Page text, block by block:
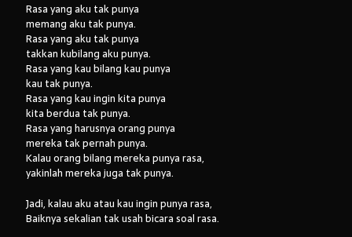
Rasa yang aku tak punya
memang aku tak punya.
Rasa yang aku tak punya
takkan kubilang aku punya.
Rasa yang kau bilang kau punya
kau tak punya.
Rasa yang kau ingin kita punya
kita berdua tak punya.
Rasa yang harusnya orang punya
mereka tak pernah punya.
Kalau orang bilang mereka punya rasa,
yakinlah mereka juga tak punya.
Jadi, kalau aku atau kau ingin punya rasa,
Baiknya sekalian tak usah bicara soal rasa.